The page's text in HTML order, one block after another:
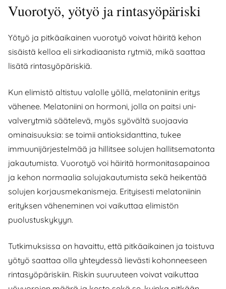
Vuorotyö, yötyö ja rintasyöpäriski
Yötyö ja pitkäaikainen vuorotyö voivat häiritä kehon
sisäistä kelloa eli sirkadiaanista rytmiä, mikä saattaa
lisätä rintasyöpäriskiä.
Kun elimistö altistuu valolle yöllä, melatoniinin eritys
vähenee. Melatoniini on hormoni, jolla on paitsi uni-
valverytmiä säätelevä, myös syövältä suojaavia
ominaisuuksia: se toimii antioksidanttina, tukee
immuunijärjestelmää ja hillitsee solujen hallitsematonta
jakautumista. Vuorotyö voi häiritä hormonitasapainoa
ja kehon normaalia solujakautumista sekä heikentää
solujen korjausmekanismeja. Erityisesti melatoniinin
erityksen väheneminen voi vaikuttaa elimistön
puolustuskykyyn.
Tutkimuksissa on havaittu, että pitkäaikainen ja toistuva
yötyö saattaa olla yhteydessä lievästi kohonneeseen
rintasyöpäriskiin. Riskin suuruuteen voivat vaikuttaa